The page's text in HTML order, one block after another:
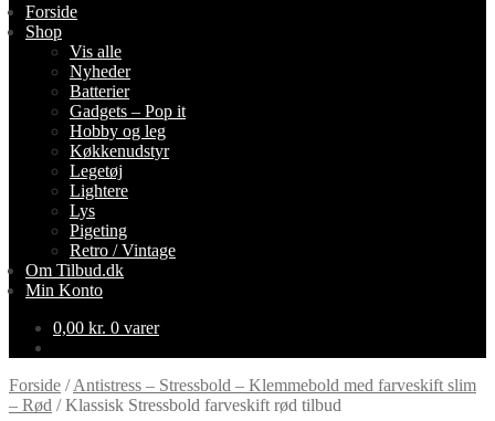
Forside
Shop
Vis alle
Nyheder
Batterier
Gadgets – Pop it
Hobby og leg
Køkkenudstyr
Legetøj
Lightere
Lys
Pigeting
Retro / Vintage
Om Tilbud.dk
Min Konto
0,00 kr. 0 varer
Forside /Antistress – Stressbold – Klemmebold med farveskift slim
– Rød /Klassisk Stressbold farveskift rød tilbud